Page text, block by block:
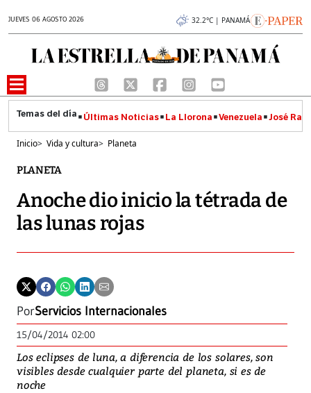
JUEVES 06 AGOSTO 2026 32.2°C | PANAMÁ
Últimas Noticias La Llorona Venezuela José
Inicio> Vida y cultura> Planeta
PLANETA
Anoche dio inicio la tétrada de
las lunas rojas
PorServicios Internacionales
15/04/2014 02:00
Los eclipses de luna, a diferencia de los solares, son
visibles desde cualquier parte del planeta, si es de
noche